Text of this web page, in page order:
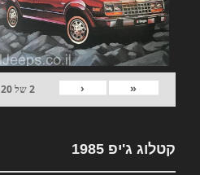
«
‹
2של20
קטלוג ג'יפ 1985